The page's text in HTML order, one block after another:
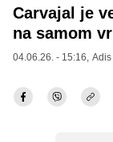
Carvajal je
na samom
04.06.26. - 15:16,